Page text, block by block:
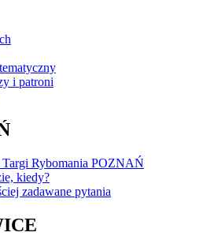
i patroni
Rybomania POZNAŃ
kiedy?
zadawane pytania